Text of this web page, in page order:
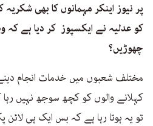
پر نیوز اینکر مہمانوں کا بھی شکریہ
کو عدلیہ نے ایکسپوز کر دیا ہے
چھوڑیں؟
مختلف شعبوں میں خدمات انجام
کہلانے والوں کو کچھ سوجھ نہیں
تو یہ ہوتا رہا ہے کہ بس ایک ہی لائن